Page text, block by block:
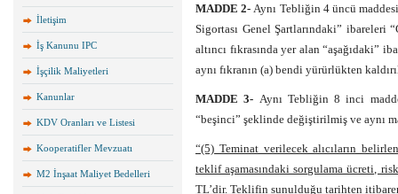
İletişim
İş Kanunu IPC
İşçilik Maliyetleri
Kanunlar
KDV Oranları ve Listesi
Kooperatifler Mevzuatı
M2 İnşaat Maliyet Bedelleri
MADDE 2-Aynı Tebliğin 4 üncü
Sigortası Genel Şartlarındaki” ibareleri
altıncı fıkrasında yer alan “aşağıdaki”
aynı fıkranın (a) bendi yürürlükten
MADDE 3- Aynı Tebliğin 8 inci
“beşinci” şeklinde değiştirilmiş ve aynı
“(5) Teminat verilecek alıcıların
teklif aşamasındaki sorgulama ücreti,
TL’dir. Teklifin sunulduğu tarihten